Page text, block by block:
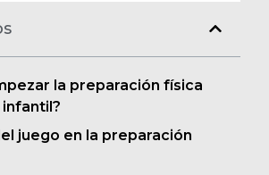
la preparación física
juego en la preparación